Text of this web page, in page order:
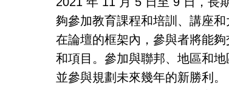
夠參加教育課程和培訓、講座和
在論壇的框架內，參與者將能
和項目。參加與聯邦、地區和
並參與規劃未來幾年的新勝利。